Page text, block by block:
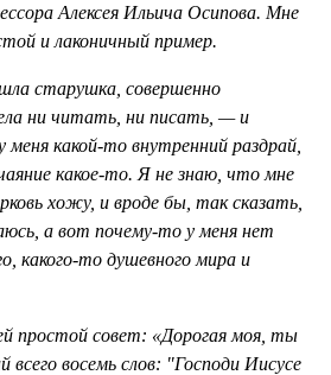
Алексея Ильича Осипова. Мне
и лаконичный пример.
старушка, совершенно
ни читать, ни писать, — и
какой-то внутренний раздрай,
какое-то. Я не знаю, что мне
хожу, и вроде бы, так сказать,
а вот почему-то у меня нет
какого-то душевного мира и
простой совет: «Дорогая моя, ты
всего восемь слов: "Господи Иисусе